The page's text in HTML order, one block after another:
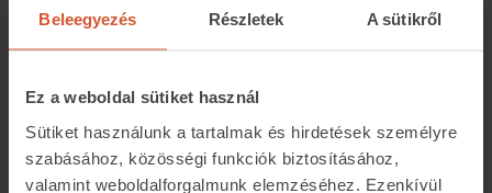
Beleegyezés Részletek A sütikről
Ez a weboldal sütiket használ
Sütiket használunk a tartalmak és hirdetések személyre
szabásához, közösségi funkciók biztosításához,
valamint weboldalforgalmunk elemzéséhez. Ezenkívül
Megosztás: